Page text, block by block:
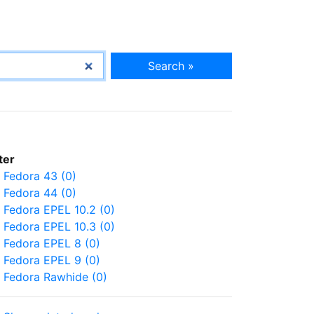
Search »
Fedora 43 (0)
Fedora 44 (0)
Fedora EPEL 10.2 (0)
Fedora EPEL 10.3 (0)
Fedora EPEL 8 (0)
Fedora EPEL 9 (0)
Fedora Rawhide (0)